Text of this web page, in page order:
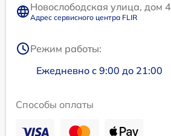
Новослободская улица, дом 4
Адрес сервисного центра FLIR
Режим работы:
Ежедневно с 9:00 до 21:00
Способы оплаты